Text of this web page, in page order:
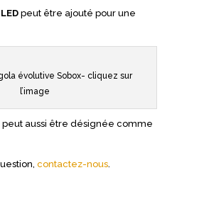
peut être ajouté pour une
évolutive Sobox- cliquez sur
l’image
aussi être désignée comme
contactez-nous.